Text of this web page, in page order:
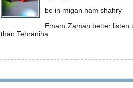
be in migan ham shahry
Emam Zaman better listen
than Tehraniha